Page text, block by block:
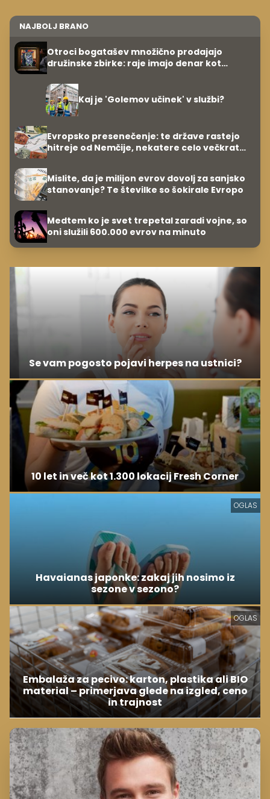
NAJBOLJ BRANO
Otroci bogatašev množično prodajajo
družinske zbirke: raje imajo denar kot
Kaj je 'Golemov učinek' v službi?
Evropsko presenečenje: te države rastejo
hitreje od Nemčije, nekatere celo večkrat
Mislite, da je milijon evrov dovolj za sanjsko
stanovanje? Te številke so šokirale Evropo
Medtem ko je svet trepetal zaradi vojne, so
oni služili 600.000 evrov na minuto
Se vam pogosto pojavi herpes na ustnici?
10 let in več kot 1.300 lokacij Fresh Corner
OGLAS
Havaianas japonke: zakaj jih nosimo iz
sezone v sezono?
OGLAS
Embalaža za pecivo: karton, plastika ali BIO
material – primerjava glede na izgled, ceno
in trajnost